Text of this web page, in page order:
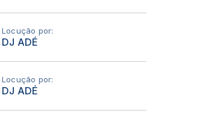
Locução por:
DJ ADÉ
Locução por:
DJ ADÉ